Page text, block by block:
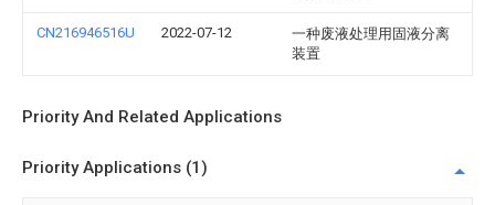
CN216946516U 2022-07-12
一种废液处理用固液分离
装置
Priority And Related Applications
Priority Applications (1)